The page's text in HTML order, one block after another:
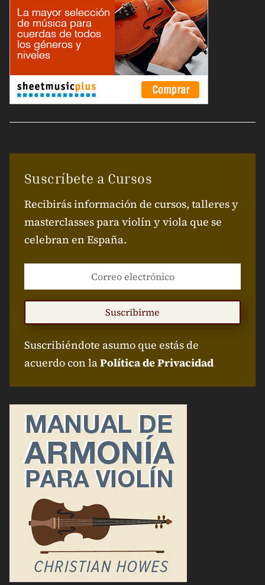
Suscríbete a Cursos
Recibirás información de cursos, talleres y
masterclasses para violín y viola que se
celebran en España.
Suscribirme
Suscribiéndote asumo que estás de
acuerdo con laPolítica de Privacidad